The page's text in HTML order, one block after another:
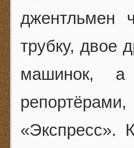
джентльмен
трубку, двое
машинок,
«Экспресс».